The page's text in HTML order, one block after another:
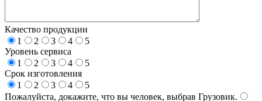
Качество продукции
1
2 3 4
5
Уровень сервиса
1
2 3 4
5
Срок изготовления
1
2 3 4
5
Пожалуйста, докажите, что вы человек, выбрав Грузовик.